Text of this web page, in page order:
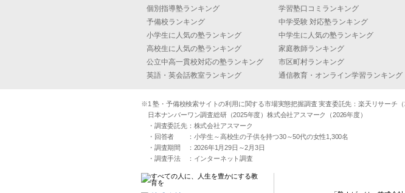
個別指導塾ランキング
学習塾口コミランキング
予備校ランキング
中学受験 対応塾ランキング
小学生に人気の塾ランキング
中学生に人気の塾ランキング
高校生に人気の塾ランキング
家庭教師ランキング
公立中高一貫校対応の塾ランキング
市区町村ランキング
英語・英会話教室ランキング
通信教育・オンライン学習ランキング
※1 塾・予備校検索サイトの利用に関する市場実態把握調査 実査委託先：楽天リサーチ
日本ナンバーワン調査総研（2025年度）株式会社アスマーク（2026年度）
・調査委託先：株式会社アスマーク
・回答者 ：小学生～高校生の子供を持つ30～50代の女性1,300名
・調査期間 ：2026年1月29日～2月3日
・調査手法 ：インターネット調査